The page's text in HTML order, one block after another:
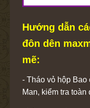
Hướng dẫn
đôn dên
mẽ:
- Tháo vỏ hộp Bao
Man, kiểm tra toàn